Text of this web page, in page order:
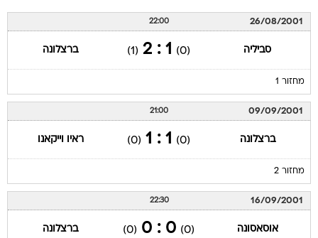
26/08/2001
22:00
סביליה (0)
1 : 2
(1) ברצלונה
מחזור 1
09/09/2001
21:00
ברצלונה (0)
1 : 1
(0) ראיו וייקאנו
מחזור 2
16/09/2001
22:30
אוסאסונה (0)
0 : 0
(0) ברצלונה